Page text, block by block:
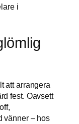
i
att arrangera
fest. Oavsett
vänner – hos